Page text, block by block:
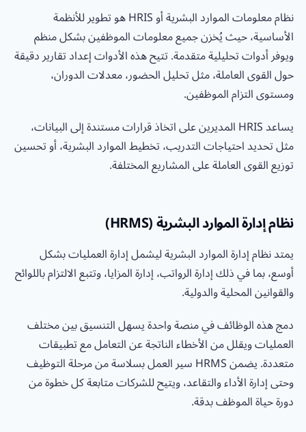
نظام معلومات الموارد البشرية أو HRIS هو تطوير للأنظمة
الأساسية، حيث يُخزن جميع معلومات الموظفين بشكل منظم
ويوفر أدوات تحليلية متقدمة. تتيح هذه الأدوات إعداد تقارير دقيقة
حول القوى العاملة، مثل تحليل الحضور، معدلات الدوران،
ومستوى التزام الموظفين.
يساعد HRIS المديرين على اتخاذ قرارات مستندة إلى البيانات،
مثل تحديد احتياجات التدريب، تخطيط الموارد البشرية، أو تحسين
توزيع القوى العاملة على المشاريع المختلفة.
نظام إدارة الموارد البشرية (HRMS)
يمتد نظام إدارة الموارد البشرية ليشمل إدارة العمليات بشكل
أوسع، بما في ذلك إدارة الرواتب، إدارة المزايا، وتتبع الالتزام باللوائح
والقوانين المحلية والدولية.
دمج هذه الوظائف في منصة واحدة يسهل التنسيق بين مختلف
العمليات ويقلل من الأخطاء الناتجة عن التعامل مع تطبيقات
متعددة. يضمن HRMS سير العمل بسلاسة من مرحلة التوظيف
وحتى إدارة الأداء والتقاعد، ويتيح للشركات متابعة كل خطوة من
دورة حياة الموظف بدقة.